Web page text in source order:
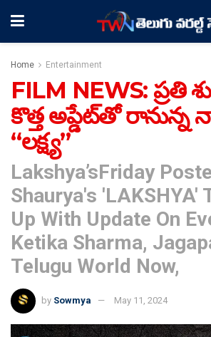
Home Entertainment
FILM NEWS: ప్ర‌తి
కొత్త అప్డేట్‌తో రానున్న‌
“ల‌క్ష్య‌”
Lakshya’sFriday
Shaurya's 'LAKSHYA'
Up With Update On
Ketika Sharma,
Telugu World Now,
by Sowmya May 11, 2024